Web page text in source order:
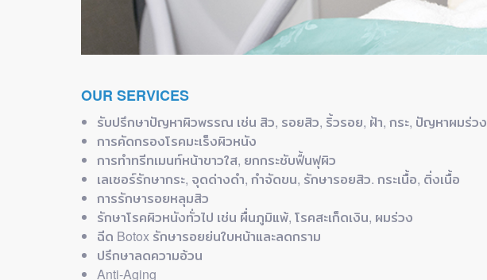
OUR SERVICES
รับปรึกษาปัญหาผิวพรรณ เช่น สิว, รอยสิว, ริ้วรอย, ฝ้า, กระ, ปัญหาผมร่วง
การคัดกรองโรคมะเร็งผิวหนัง
การทำทรีทเมนท์หน้าขาวใส, ยกกระชับฟื้นฟุผิว
เลเซอร์รักษากระ, จุดด่างดำ, กำจัดขน, รักษารอยสิว. กระเนื้อ, ติ่งเนื้อ
การรักษารอยหลุมสิว
รักษาโรคผิวหนังทั่วไป เช่น ผื่นภูมิแพ้, โรคสะเก็ดเงิน, ผมร่วง
ฉีด Botox รักษารอยย่นใบหน้าและลดกราม
ปรึกษาลดความอ้วน
Anti-Aging